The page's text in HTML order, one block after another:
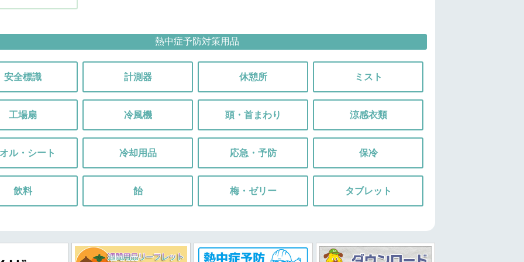
熱中症予防対策用品
安全標識 計測器 休憩所 ミスト
工場扇 冷風機 頭・首まわり 涼感衣類
ル・シート 冷却用品 応急・予防 保冷
飲料 飴 梅・ゼリー タブレット